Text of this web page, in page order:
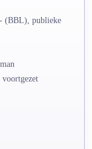
(BBL), publieke